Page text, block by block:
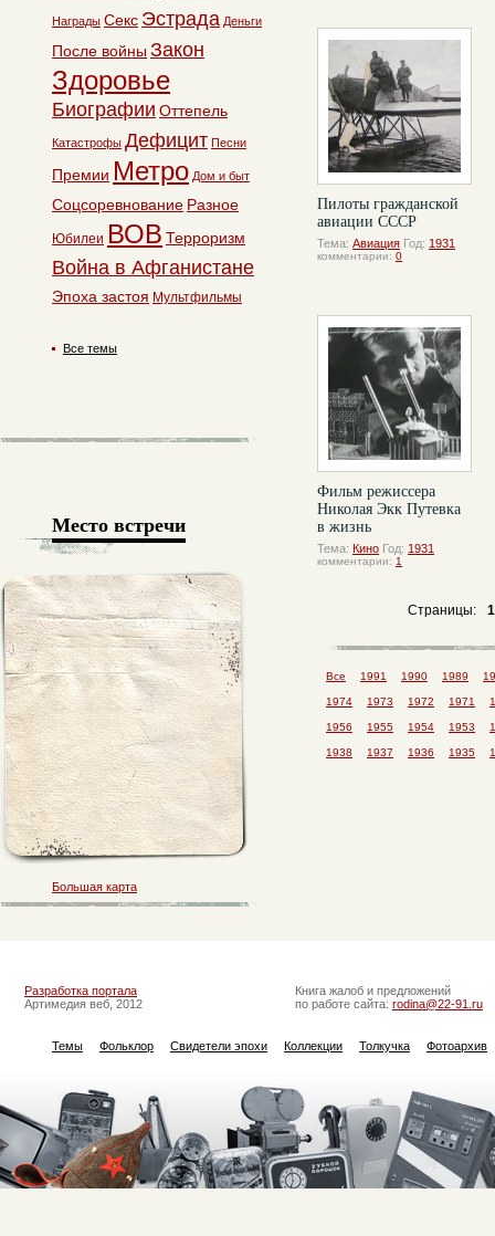
Пилоты гражданской
авиации СССР
Тема: Авиация Год: 1931
комментарии: 0
Фильм режиссера
Николая Экк Путевка
в жизнь
Тема: Кино Год: 1931
комментарии: 1
Страницы: 1
Все 1991 1990 1989
1974 1973 1972 1971
1956 1955 1954 1953
1938 1937 1936 1935
Награды Секс Эстрада Деньги
После войны Закон
Здоровье
Биографии Оттепель
Катастрофы Дефицит Песни
Премии Метро Дом и быт
Соцсоревнование Разное
Юбилеи ВОВ Терроризм
Война в Афганистане
Эпоха застоя Мультфильмы
Все темы
Место встречи
Большая карта
Разработка портала
Артимедия веб, 2012
Книга жалоб и предложений
по работе сайта: rodina@22-91.ru
Темы Фольклор Свидетели эпохи Коллекции Толкучка Фотоархив